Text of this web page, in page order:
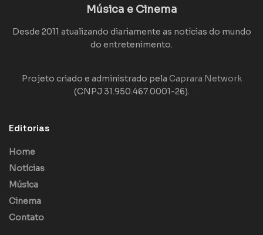
Música e Cinema
Desde 2011 atualizando diariamente as notícias do mundo
do entretenimento.
Projeto criado e administrado pela Caprara Network
(CNPJ 31.950.467.0001-26).
Editorias
Home
Notícias
Música
Cinema
Contato